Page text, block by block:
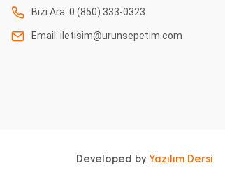
Bizi Ara: 0 (850) 333-0323
Email: iletisim@urunsepetim.com
Developed by Yazılım Dersi